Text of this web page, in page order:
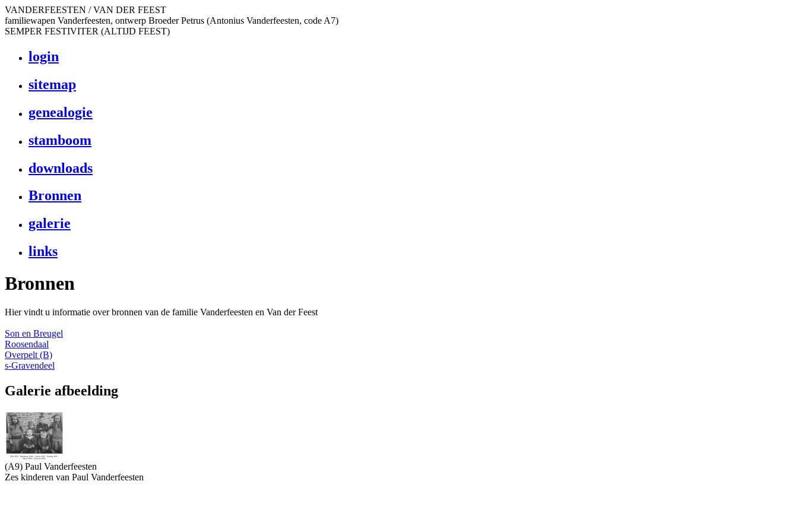
VANDERFEESTEN / VAN DER FEEST
familiewapen Vanderfeesten, ontwerp Broeder Petrus (Antonius Vanderfeesten, code A7)
SEMPER FESTIVITER (ALTIJD FEEST)
login
sitemap
genealogie
stamboom
downloads
Bronnen
galerie
links
Bronnen
Hier vindt u informatie over bronnen van de familie Vanderfeesten en Van der Feest
Son en Breugel
Roosendaal
Overpelt (B)
s-Gravendeel
Galerie afbeelding
(A9) Paul Vanderfeesten
Zes kinderen van Paul Vanderfeesten